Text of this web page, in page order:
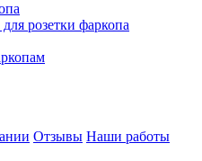
розетки фаркопа
Отзывы Наши работы